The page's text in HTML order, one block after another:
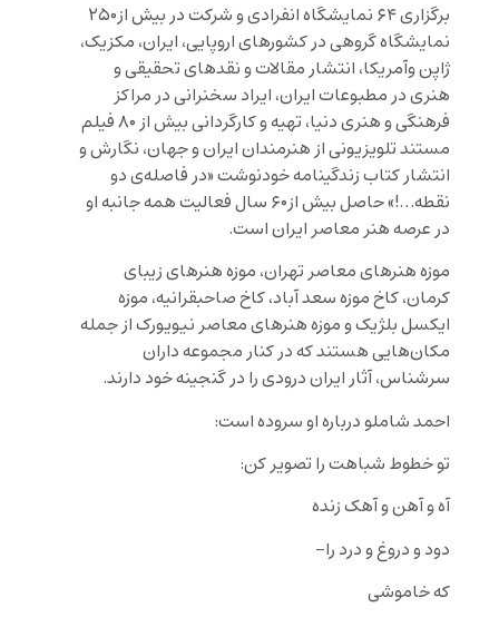
برگزاری ۶۴ نمایشگاه انفرادی و شرکت در بیش از۲۵۰
نمایشگاه گروهی در کشورهای اروپایی، ایران، مکزیک،
ژاپن وآمریکا، انتشار مقالات و نقدهای تحقیقی و
هنری در مطبوعات ایران، ایراد سخنرانی در مراکز
فرهنگی و هنری دنیا، تهیه و کارگردانی بیش از ۸۰ فیلم
مستند تلویزیونی از هنرمندان ایران و جهان، نگارش و
انتشار کتاب زندگینامه خودنوشت «در فاصله‌ی دو
نقطه…!» حاصل بیش از۶۰ سال فعالیت همه جانبه او
در عرصه هنر معاصر ایران است.
موزه هنرهای معاصر تهران، موزه هنرهای زیبای
کرمان، کاخ موزه سعد آباد، کاخ صاحبقرانیه، موزه
ایکسل بلژیک و موزه هنرهای معاصر نیویورک از جمله
مکان‌هایی‌ هستند که در کنار مجموعه داران
سرشناس، آثار ایران درودی را در گنجینه خود دارند.
احمد شاملو درباره او سروده است:
تو خطوط شباهت را تصویر کن:
آه و آهن و آهک زنده
دود و دروغ و درد را-
که خاموشی